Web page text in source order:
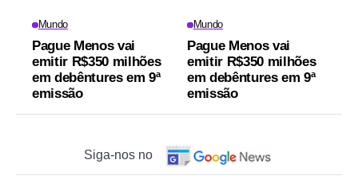
Mundo
Pague Menos vai
emitir R$350 milhões
em debêntures em 9ª
emissão
Mundo
Pague Menos vai
emitir R$350 milhões
em debêntures em 9ª
emissão
Siga-nos no